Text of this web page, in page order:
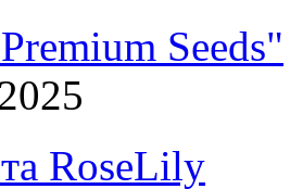
Seeds"
RoseLily